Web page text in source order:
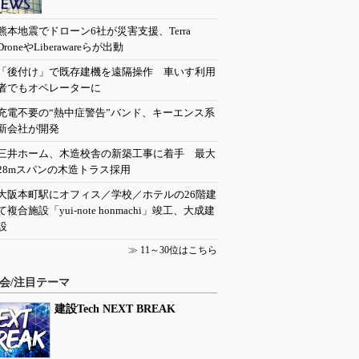
本地震でドローン6社が災害支援、Terra
やLiberawareらが出動
後付け」で既存建機を遠隔操作 車いす利用
でもオペレーターに
電不要の“熱中症警告”バンド、キーエンス系
会社が開発
井ホーム、木造校舎の新築工事に着手 最大
スパンの木造トラス採用
阪本町駅にオフィス／学校／ホテルの26階建
複合施設「yui-note honmachi」竣工、大成建
≫ 11～30位はこちら
/注目テーマ
建設Tech NEXT BREAK